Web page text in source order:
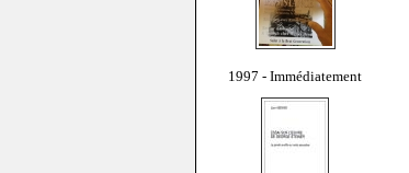
1997 - Immédiatement